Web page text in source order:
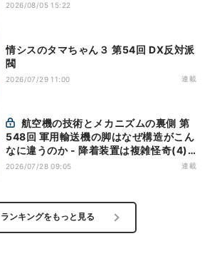
2026/08/05 15:22
情シスのタマちゃん３ 第54回 DX反対派
閥
2026/07/29 11:00 連載
548回 軍用輸送機の脚はなぜ構造がこん
なに違うのか - 降着装置は複雑怪奇(4)|
軍用輸送機(9)
2026/07/28 09:05 連載
ランキングをもっと見る